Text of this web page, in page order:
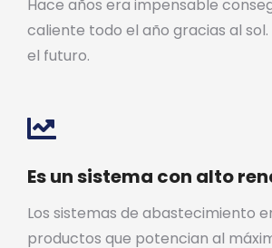
Hace años era impensable
caliente todo el año gracias al sol.
el futuro.
Es un sistema con alto
Los sistemas de abastecimiento
productos que potencian al